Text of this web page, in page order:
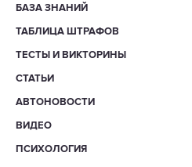
БАЗА ЗНАНИЙ
ТАБЛИЦА ШТРАФОВ
ТЕСТЫ И ВИКТОРИНЫ
СТАТЬИ
АВТОНОВОСТИ
ВИДЕО
ПСИХОЛОГИЯ